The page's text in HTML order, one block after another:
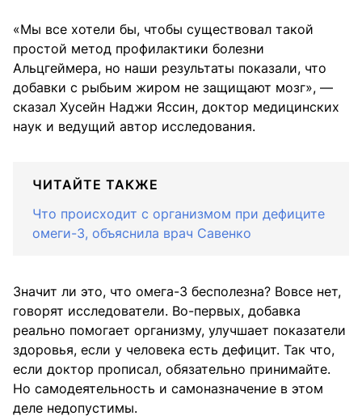
«Мы все хотели бы, чтобы существовал такой
простой метод профилактики болезни
Альцгеймера, но наши результаты показали, что
добавки с рыбьим жиром не защищают мозг», —
сказал Хусейн Наджи Яссин, доктор медицинских
наук и ведущий автор исследования.
ЧИТАЙТЕ ТАКЖЕ
Что происходит с организмом при дефиците
омеги-3, объяснила врач Савенко
Значит ли это, что омега-3 бесполезна? Вовсе нет,
говорят исследователи. Во-первых, добавка
реально помогает организму, улучшает показатели
здоровья, если у человека есть дефицит. Так что,
если доктор прописал, обязательно принимайте.
Но самодеятельность и самоназначение в этом
деле недопустимы.